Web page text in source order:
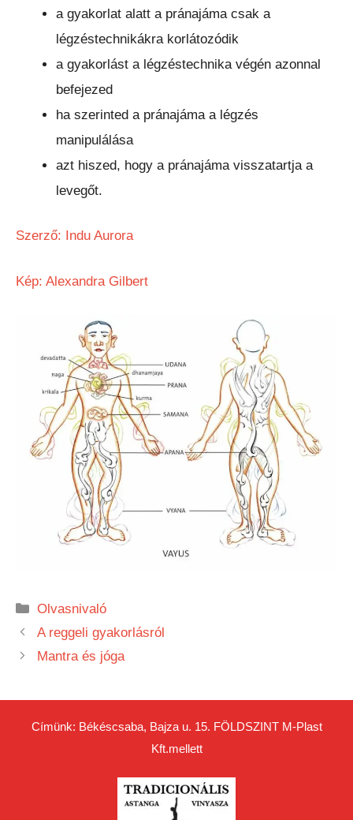
a gyakorlat alatt a pránajáma csak a
légzéstechnikákra korlátozódik
a gyakorlást a légzéstechnika végén azonnal
befejezed
ha szerinted a pránajáma a légzés
manipulálása
azt hiszed, hogy a pránajáma visszatartja a
levegőt.
Szerző: Indu Aurora
Kép: Alexandra Gilbert
Kategória
Olvasnivaló
A reggeli gyakorlásról
Mantra és jóga
Címünk: Békéscsaba, Bajza u. 15. FÖLDSZINT M-Plast
Kft.mellett